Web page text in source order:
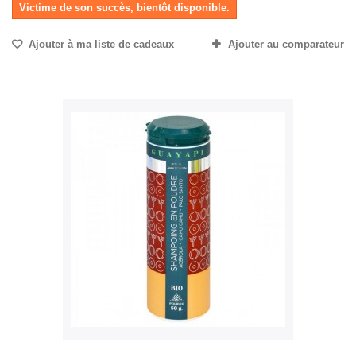
Victime de son succès, bientôt disponible.
Ajouter à ma liste de cadeaux Ajouter au comparateur